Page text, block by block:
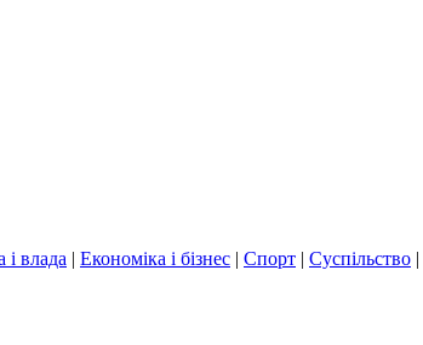
і влада | Економіка і бізнес | Спорт | Суспільство |